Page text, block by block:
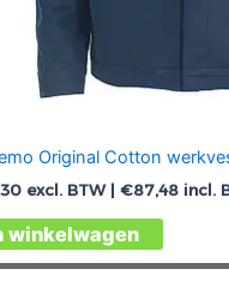
Original Cotton
excl. BTW | €87,48 incl.
winkelwagen
Dit
product